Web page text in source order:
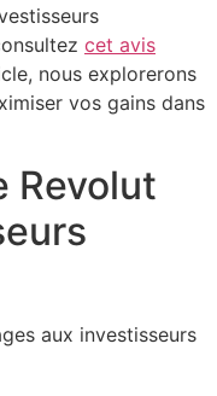
cet avis
nous explorerons
vos gains dans
Revolut
aux investisseurs